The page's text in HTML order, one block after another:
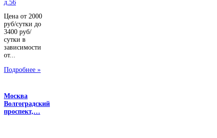
Цена от 2000
руб/сутки до
3400 руб/
сутки в
зависимости
от...
Подробнее »
Москва
Волгоградский
проспект,…